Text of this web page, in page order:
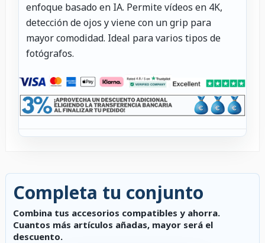
enfoque basado en IA. Permite vídeos en 4K,
detección de ojos y viene con un grip para
mayor comodidad. Ideal para varios tipos de
fotógrafos.
Completa tu conjunto
Combina tus accesorios compatibles y ahorra.
Cuantos más artículos añadas, mayor será el
descuento.